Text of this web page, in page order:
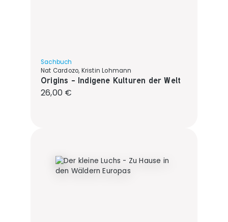
Sachbuch
Nat Cardozo, Kristin Lohmann
Origins - Indigene Kulturen der Welt
Regulärer Preis:
26,00 €